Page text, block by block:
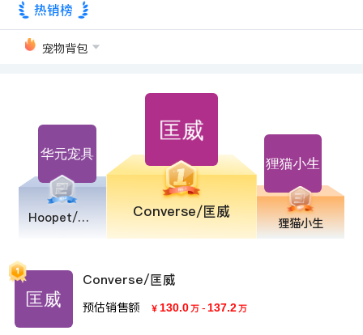
热销榜
宠物背包
Hoopet/华元宠具 Converse/匡威
狸猫小生
Converse/匡威
预估销售额 ￥ 130.0万 - 137.2万